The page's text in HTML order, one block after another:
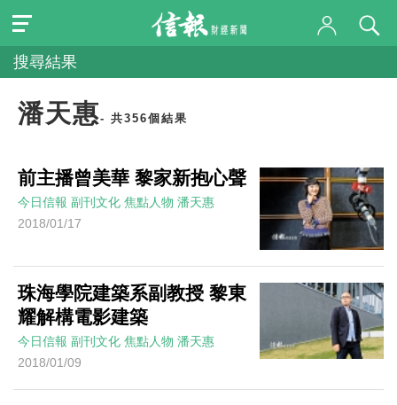
搜尋結果
潘天惠- 共356個結果
前主播曾美華 黎家新抱心聲
今日信報 副刊文化 焦點人物 潘天惠
2018/01/17
珠海學院建築系副教授 黎東
耀解構電影建築
今日信報 副刊文化 焦點人物 潘天惠
2018/01/09